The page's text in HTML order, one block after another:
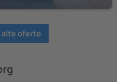
alte oferte